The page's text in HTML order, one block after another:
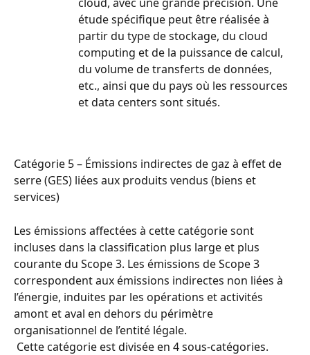
cloud, avec une grande précision. Une
étude spécifique peut être réalisée à
partir du type de stockage, du cloud
computing et de la puissance de calcul,
du volume de transferts de données,
etc., ainsi que du pays où les ressources
et data centers sont situés.
Catégorie 5 – Émissions indirectes de gaz à effet de
serre (GES) liées aux produits vendus (biens et
services)
Les émissions affectées à cette catégorie sont
incluses dans la classification plus large et plus
courante du Scope 3. Les émissions de Scope 3
correspondent aux émissions indirectes non liées à
l’énergie, induites par les opérations et activités
amont et aval en dehors du périmètre
organisationnel de l’entité légale.
Cette catégorie est divisée en 4 sous-catégories.